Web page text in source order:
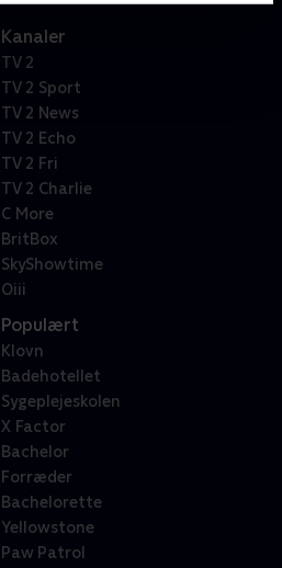
Kanaler
TV 2
TV 2 Sport
TV 2 News
TV 2 Echo
TV 2 Fri
TV 2 Charlie
C More
BritBox
SkyShowtime
Oiii
Populært
Klovn
Badehotellet
Sygeplejeskolen
X Factor
Bachelor
Forræder
Bachelorette
Yellowstone
Paw Patrol